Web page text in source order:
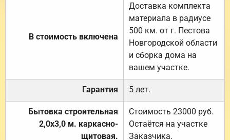
В стоимость включена
Доставка комплекта
материала в радиусе
500 км. от г. Пестова
Новгородской области
и сборка дома на
вашем участке.
Гарантия 5 лет.
Бытовка строительная
2,0х3,0 м. каркасно-
щитовая.
Стоимость 23000 руб.
Остаётся на участке
Заказчика.